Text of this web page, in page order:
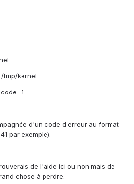
tmp/kernel
-1
d'un code d'erreur au format
par exemple).
de l'aide ici ou non mais de
chose à perdre.